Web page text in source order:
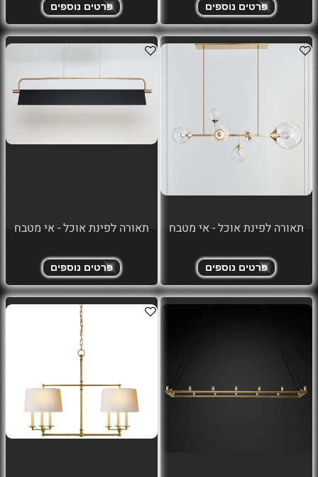
פרטים נוספים פרטים נוספים
תאורה לפינת אוכל - אי מטבח
פרטים נוספים
תאורה לפינת אוכל - אי מטבח
פרטים נוספים